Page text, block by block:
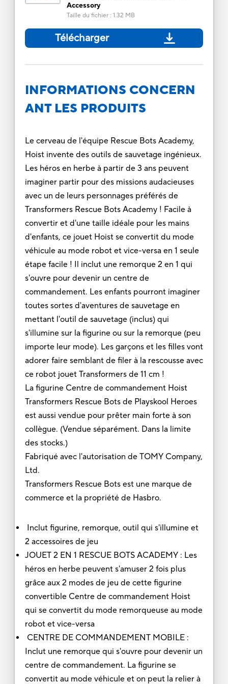
Accessory
Taille du fichier: 1.32 MB
Télécharger
INFORMATIONS CONCERN
ANT LES PRODUITS
Le cerveau de l'équipe Rescue Bots Academy,
Hoist invente des outils de sauvetage ingénieux.
Les héros en herbe à partir de 3 ans peuvent
imaginer partir pour des missions audacieuses
avec un de leurs personnages préférés de
Transformers Rescue Bots Academy ! Facile à
convertir et d'une taille idéale pour les mains
d'enfants, ce jouet Hoist se convertit du mode
véhicule au mode robot et vice-versa en 1 seule
étape facile ! Il inclut une remorque 2 en 1 qui
s'ouvre pour devenir un centre de
commandement. Les enfants pourront imaginer
toutes sortes d'aventures de sauvetage en
mettant l'outil de sauvetage (inclus) qui
s'illumine sur la figurine ou sur la remorque (peu
importe leur mode). Les garçons et les filles vont
adorer faire semblant de filer à la rescousse avec
ce robot jouet Transformers de 11 cm !
La figurine Centre de commandement Hoist
Transformers Rescue Bots de Playskool Heroes
est aussi vendue pour prêter main forte à son
collègue. (Vendue séparément. Dans la limite
des stocks.)
Fabriqué avec l'autorisation de TOMY Company,
Ltd.
Transformers Rescue Bots est une marque de
commerce et la propriété de Hasbro.
Inclut figurine, remorque, outil qui s'illumine et
2 accessoires de jeu
JOUET 2 EN 1 RESCUE BOTS ACADEMY : Les
héros en herbe peuvent s'amuser 2 fois plus
grâce aux 2 modes de jeu de cette figurine
convertible Centre de commandement Hoist
qui se convertit du mode remorqueuse au mode
robot et vice-versa
CENTRE DE COMMANDEMENT MOBILE :
Inclut une remorque qui s'ouvre pour devenir un
centre de commandement. La figurine se
convertit au mode véhicule et on peut la relier à